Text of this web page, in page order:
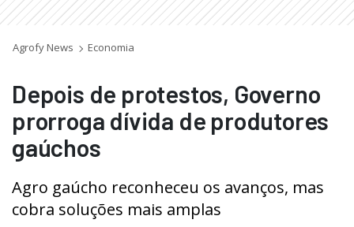
Agrofy News Economia
Depois de protestos, Governo
prorroga dívida de produtores
gaúchos
Agro gaúcho reconheceu os avanços, mas
cobra soluções mais amplas